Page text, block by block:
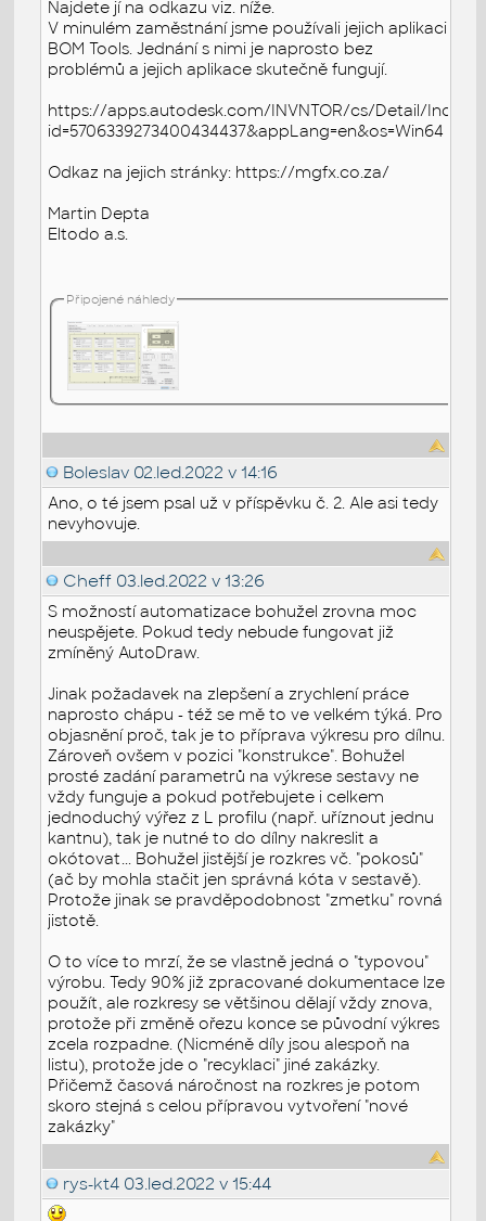
Najdete jí na odkazu viz. níže.
V minulém zaměstnání jsme používali jejich aplikaci
BOM Tools. Jednání s nimi je naprosto bez
problémů a jejich aplikace skutečně fungují.
https://apps.autodesk.com/INVNTOR/cs/Detail/Index?
id=5706339273400434437&appLang=en&os=Win64
Odkaz na jejich stránky: https://mgfx.co.za/
Martin Depta
Eltodo a.s.
Připojené náhledy
Boleslav 02.led.2022 v 14:16
Ano, o té jsem psal už v příspěvku č. 2. Ale asi tedy
nevyhovuje.
Cheff 03.led.2022 v 13:26
S možností automatizace bohužel zrovna moc
neuspějete. Pokud tedy nebude fungovat již
zmíněný AutoDraw.
Jinak požadavek na zlepšení a zrychlení práce
naprosto chápu - též se mě to ve velkém týká. Pro
objasnění proč, tak je to příprava výkresu pro dílnu.
Zároveň ovšem v pozici "konstrukce". Bohužel
prosté zadání parametrů na výkrese sestavy ne
vždy funguje a pokud potřebujete i celkem
jednoduchý výřez z L profilu (např. uříznout jednu
kantnu), tak je nutné to do dílny nakreslit a
okótovat... Bohužel jistější je rozkres vč. "pokosů"
(ač by mohla stačit jen správná kóta v sestavě).
Protože jinak se pravděpodobnost "zmetku" rovná
jistotě.
O to více to mrzí, že se vlastně jedná o "typovou"
výrobu. Tedy 90% již zpracované dokumentace lze
použít, ale rozkresy se většinou dělají vždy znova,
protože při změně ořezu konce se původní výkres
zcela rozpadne. (Nicméně díly jsou alespoň na
listu), protože jde o "recyklaci" jiné zakázky.
Přičemž časová náročnost na rozkres je potom
skoro stejná s celou přípravou vytvoření "nové
zakázky"
rys-kt4 03.led.2022 v 15:44